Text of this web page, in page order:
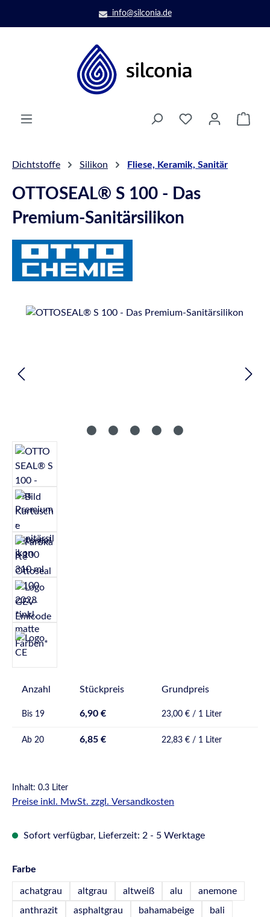
Zum Hauptinhalt springeninfo@silconia.de
Dichtstoffe Silikon Fliese, Keramik, Sanitär
OTTOSEAL® S 100 - Das
Premium-Sanitärsilikon
Bildergalerie überspringen
Anzahl Stückpreis Grundpreis
Bis 19 6,90 € 23,00 € / 1 Liter
Ab 20 6,85 € 22,83 € / 1 Liter
Inhalt: 0.3 Liter
Preise inkl. MwSt. zzgl. Versandkosten
Sofort verfügbar, Lieferzeit: 2 - 5 Werktage
Farbe
achatgrau altgrau altweiß alu
anemone
anthrazit
asphaltgrau bahamabeige
bali